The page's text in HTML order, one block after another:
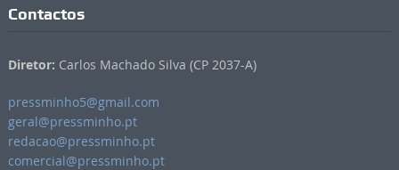
Contactos
Diretor: Carlos Machado Silva (CP 2037-A)
pressminho5@gmail.com
geral@pressminho.pt
redacao@pressminho.pt
comercial@pressminho.pt